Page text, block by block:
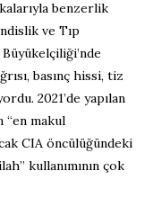
benzerlik
ve Tıp
basınç hissi, tiz
2021’de yapılan
makul
CIA öncülüğündeki
kullanımının çok